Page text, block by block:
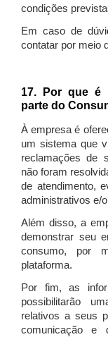
condições
Em caso de
contatar por meio
17. Por que é
parte do
À empresa é
um sistema que
reclamações de
não foram
de atendimento,
administrativos e/
Além disso, a
demonstrar seu
consumo, por
plataforma.
Por fim, as
possibilitarão
relativos a seus
comunicação e